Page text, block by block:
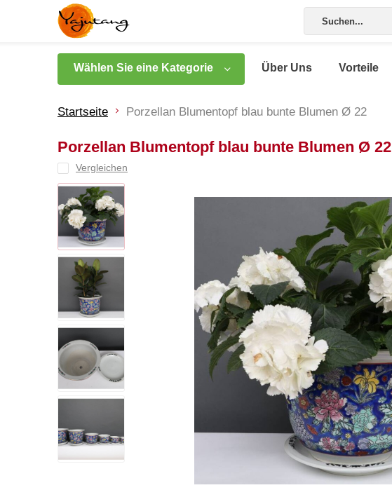
Wählen Sie eine Kategorie Über Uns Vorteile
Startseite Porzellan Blumentopf blau bunte Blumen Ø 22
Porzellan Blumentopf blau bunte Blumen Ø 22
Vergleichen